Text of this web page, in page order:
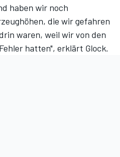
haben wir noch
die wir gefahren
waren, weil wir von den
hatten", erklärt Glock.